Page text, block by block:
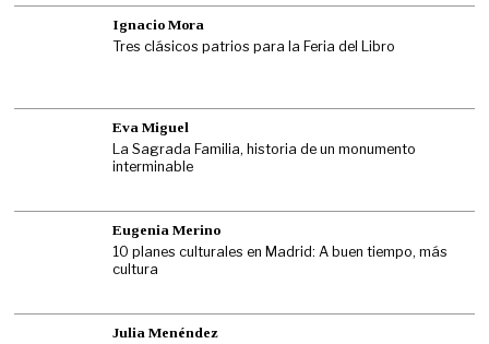
Ignacio Mora
Tres clásicos patrios para la Feria del Libro
Eva Miguel
La Sagrada Familia, historia de un monumento
interminable
Eugenia Merino
10 planes culturales en Madrid: A buen tiempo, más
cultura
Julia Menéndez